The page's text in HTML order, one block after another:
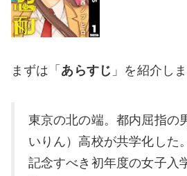
まずは「あらすじ 」を紹介しま
東京の北の端。都内屈指の
いりん）高校が共学化した。
記念すべき初年度の女子入